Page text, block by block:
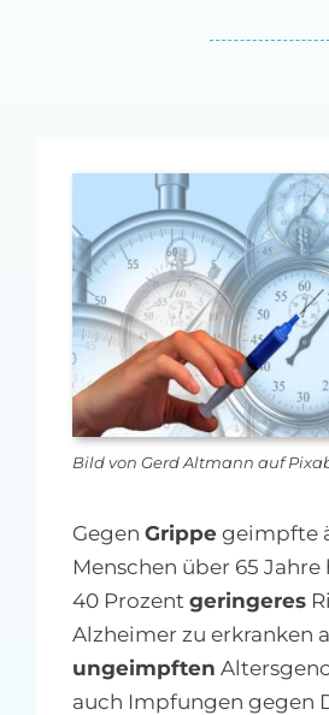
MFA-heute Newsletter-
Über uns
Ihre Werbung auf MFA-
Suche
nach:Bild von Gerd Altmann auf
Gegen Grippegeimpfte
Menschen über 65
40 Prozent geringeres
Alzheimer zu erkranken
ungeimpften
auch Impfungen gegen